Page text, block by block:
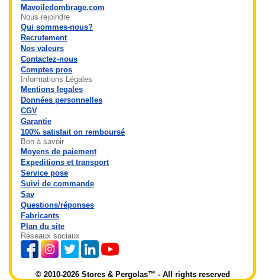
Mavoiledombrage.com
Nous rejoindre
Qui sommes-nous?
Recrutement
Nos valeurs
Contactez-nous
Comptes pros
Informations Légales
Mentions legales
Données personnelles
CGV
Garantie
100% satisfait on remboursé
Bon à savoir
Moyens de paiement
Expeditions et transport
Service pose
Suivi de commande
Sav
Questions/réponses
Fabricants
Plan du site
Réseaux sociaux
© 2010-2026 Stores & Pergolas™ - All rights reserved